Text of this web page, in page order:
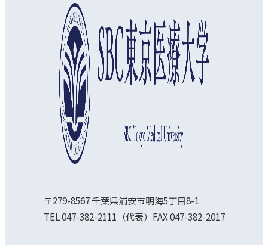
〒279-8567 千葉県浦安市明海5丁目8-1
TEL 047-382-2111（代表）FAX 047-382-2017